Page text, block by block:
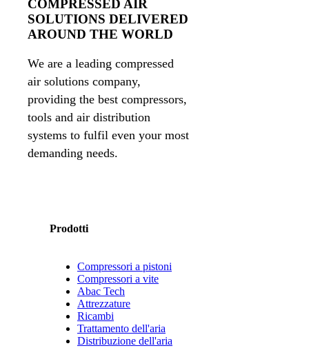
COMPRESSED AIR
SOLUTIONS DELIVERED
AROUND THE WORLD
We are a leading compressed
air solutions company,
providing the best compressors,
tools and air distribution
systems to fulfil even your most
demanding needs.
Prodotti
Compressori a pistoni
Compressori a vite
Abac Tech
Attrezzature
Ricambi
Trattamento dell'aria
Distribuzione dell'aria